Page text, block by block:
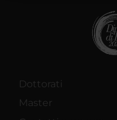
Dottorati
Master